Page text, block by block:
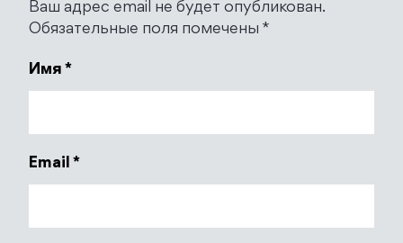
Ваш адрес email не будет опубликован.
Обязательные поля помечены *
Имя *
Email *